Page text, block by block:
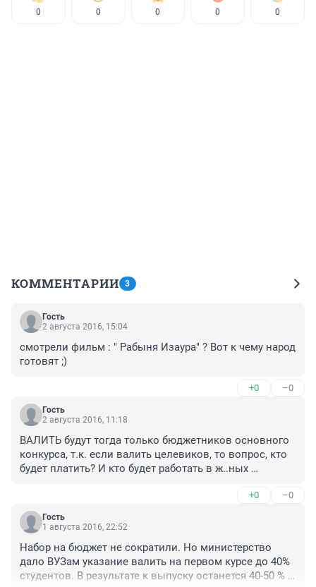
0 0 0 0 0
КОММЕНТАРИИ 3
Гость
2 августа 2016, 15:04
смотрели фильм : " Рабыня Изаура" ? Вот к чему народ
готовят ;)
+0 –0
Гость
2 августа 2016, 11:18
ВАЛИТЬ будут тогда только бюджетников основного
конкурса, т.к. если валить целевиков, то вопрос, кто
будет платить? И кто будет работать в ж..ных
+0 –0
Гость
1 августа 2016, 22:52
Набор на бюджет не сократили. Но министерство
дало ВУЗам указание валить на первом курсе до 40%
студентов. В результате к выпуску останется 40-50 %